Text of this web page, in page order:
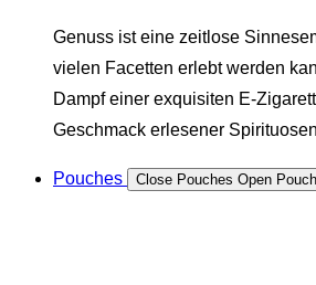
Genuss ist eine zeitlose
vielen Facetten erlebt werden
Dampf einer exquisiten E-
Geschmack erlesener
Pouches Close Pouches Open